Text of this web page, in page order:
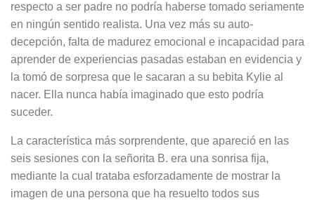
respecto a ser padre no podría haberse tomado seriamente
en ningún sentido realista. Una vez más su auto-
decepción, falta de madurez emocional e incapacidad para
aprender de experiencias pasadas estaban en evidencia y
la tomó de sorpresa que le sacaran a su bebita Kylie al
nacer. Ella nunca había imaginado que esto podría
suceder.
La característica más sorprendente, que apareció en las
seis sesiones con la señorita B. era una sonrisa fija,
mediante la cual trataba esforzadamente de mostrar la
imagen de una persona que ha resuelto todos sus